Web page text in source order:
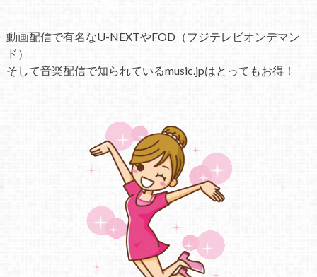
動画配信で有名なU-NEXTやFOD（フジテレビオンデマン
ド）
そして音楽配信で知られているmusic.jpはとってもお得！